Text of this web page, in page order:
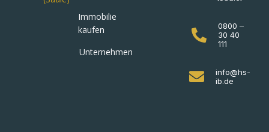
Immobilie
kaufen
Unternehmen
0800 –
30 40
111
info@hs-
ib.de